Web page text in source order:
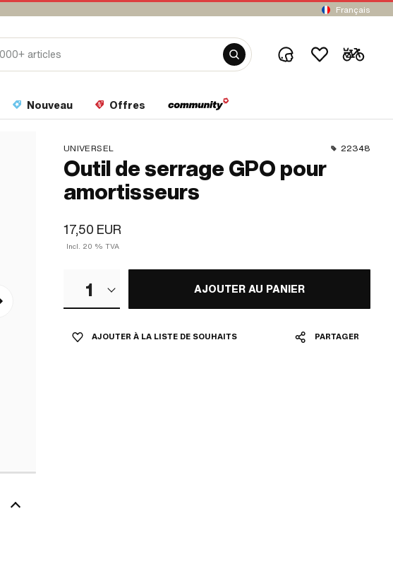
Français
Nouveau Offres
UNIVERSEL 22348
Outil de serrage GPO pour
amortisseurs
17,50 EUR
Incl. 20 % TVA
1 AJOUTER AU PANIER
AJOUTER À LA LISTE DE SOUHAITS PARTAGER